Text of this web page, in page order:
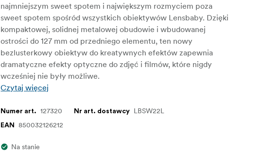
najmniejszym sweet spotem i największym rozmyciem poza
sweet spotem spośród wszystkich obiektywów Lensbaby. Dzięki
kompaktowej, solidnej metalowej obudowie i wbudowanej
ostrości do 127 mm od przedniego elementu, ten nowy
bezlusterkowy obiektyw do kreatywnych efektów zapewnia
dramatyczne efekty optyczne do zdjęć i filmów, które nigdy
wcześniej nie były możliwe.
Czytaj więcej
Numer art. 127320 Nr art. dostawcy LBSW22L
EAN 850032126212
Na stanie